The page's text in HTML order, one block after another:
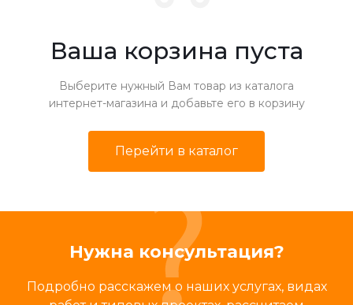
Ваша корзина пуста
Выберите нужный Вам товар из каталога
интернет-магазина и добавьте его в корзину
Перейти в каталог
Нужна консультация?
Подробно расскажем о наших услугах, видах